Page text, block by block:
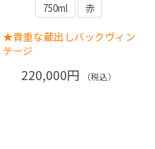
750ml 赤
★貴重な蔵出しバックヴィン
テージ
220,000円 （税込）